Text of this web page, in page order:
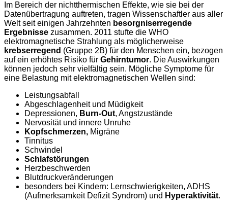
Im Bereich der nichtthermischen Effekte, wie sie bei der
Datenübertragung auftreten, tragen Wissenschaftler aus aller
Welt seit einigen Jahrzehnten besorgniserregende
Ergebnisse zusammen. 2011 stufte die WHO
elektromagnetische Strahlung als möglicherweise
krebserregend (Gruppe 2B) für den Menschen ein, bezogen
auf ein erhöhtes Risiko für Gehirntumor. Die Auswirkungen
können jedoch sehr vielfältig sein. Mögliche Symptome für
eine Belastung mit elektromagnetischen Wellen sind:
Leistungsabfall
Abgeschlagenheit und Müdigkeit
Depressionen, Burn-Out, Angstzustände
Nervosität und innere Unruhe
Kopfschmerzen, Migräne
Tinnitus
Schwindel
Schlafstörungen
Herzbeschwerden
Blutdruckveränderungen
besonders bei Kindern: Lernschwierigkeiten, ADHS
(Aufmerksamkeit Defizit Syndrom) und Hyperaktivität.